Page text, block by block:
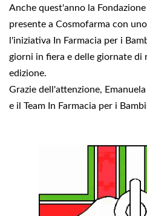
Anche quest'anno la
presente a Cosmofarma con
l'iniziativa In Farmacia per i
giorni in fiera e delle giornate di
edizione.
Grazie dell'attenzione,
e il Team In Farmacia per i